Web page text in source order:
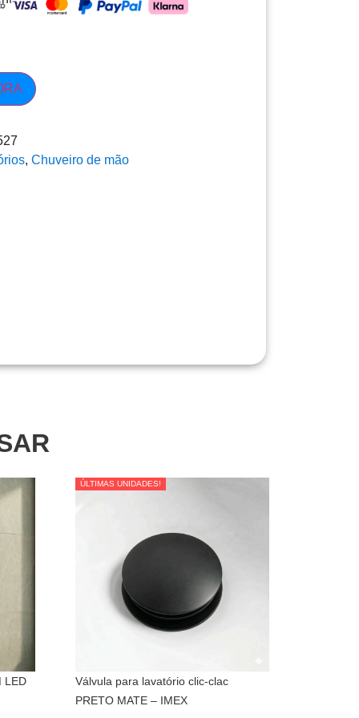
, Chuveiro de mão
LED
ÚLTIMAS UNIDADES!
ÚLTIMAS UNIDADES!
Válvula para lavatório clic-clac
PRETO MATE – IMEX